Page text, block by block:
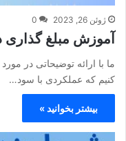
ژوئن 26, 2023 0
آموزش مبلغ
ما با ارائه توضیحاتی در
کنیم که عملکردی با سود…
بیشتر بخوانید »